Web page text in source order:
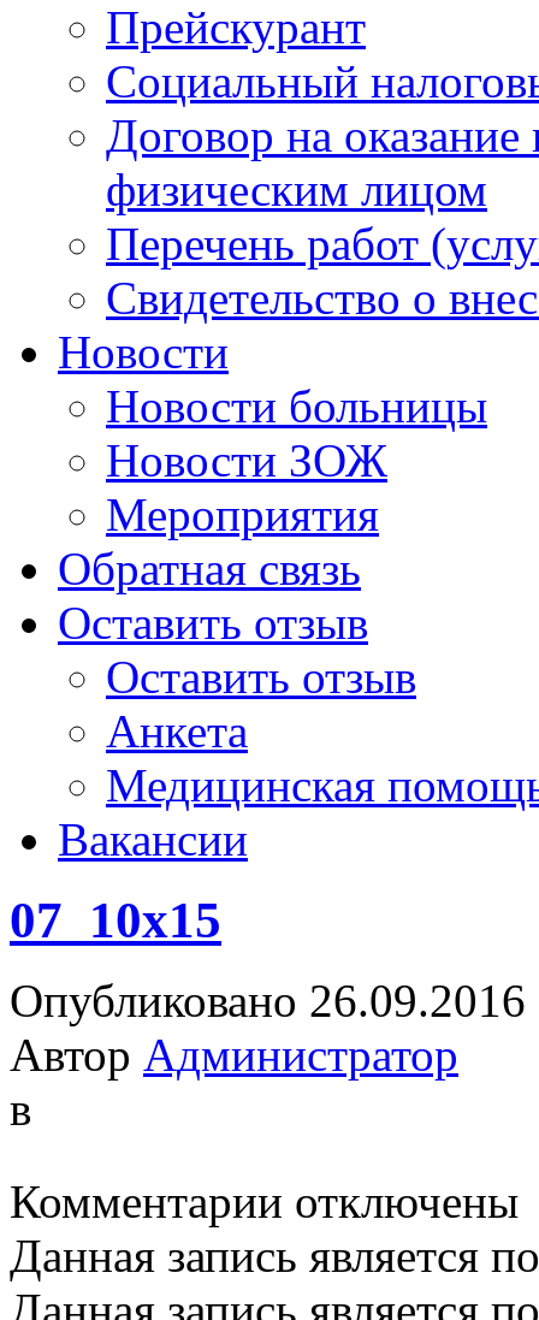
Прейскурант
Социальный
Договор на
физическим лицом
Перечень работ
Свидетельство о
Новости
Новости больницы
Новости ЗОЖ
Мероприятия
Обратная связь
Оставить отзыв
Оставить отзыв
Анкета
Медицинская
Вакансии
07_10x15
Опубликовано 26.09.2016
Автор Администратор
в
Комментарии записи
отключены
Данная запись является
Данная запись является